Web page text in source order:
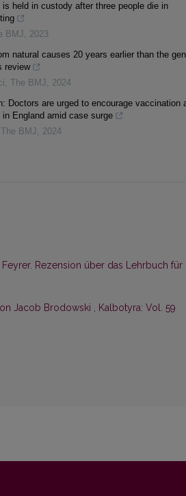
is held in custody after three people die in
BMJ , 2023
natural causes 20 years earlier than the
review
, The BMJ , 2024
Doctors are urged to encourage vaccination
England amid case surge
The BMJ , 2024
Feyrer. Rezension über das Lehrbuch für
Jacob Brodowski , Kalbotyra: Vol. 59